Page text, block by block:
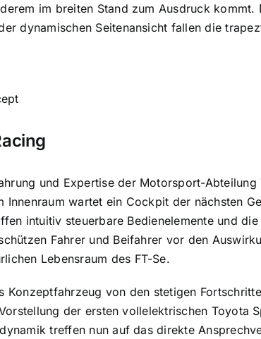
im breiten Stand zum Ausdruck
dynamischen Seitenansicht fallen die
und Expertise der Motorsport-
Innenraum wartet ein Cockpit der nächsten
intuitiv steuerbare Bedienelemente und
Fahrer und Beifahrer vor den
Lebensraum des FT-Se.
Konzeptfahrzeug von den stetigen
der ersten vollelektrischen Toyota
treffen nun auf das direkte